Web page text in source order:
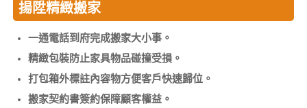
揚陞精緻搬家
一通電話到府完成搬家大小事。
精緻包裝防止家具物品碰撞受損。
打包箱外標註內容物方便客戶快速歸位。
搬家契約書簽約保障顧客權益。